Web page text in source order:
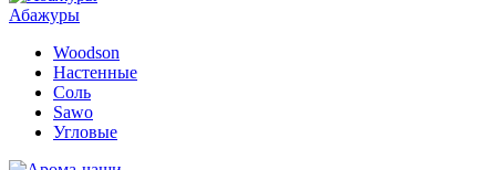
Абажуры
Woodson
Настенные
Соль
Sawo
Угловые